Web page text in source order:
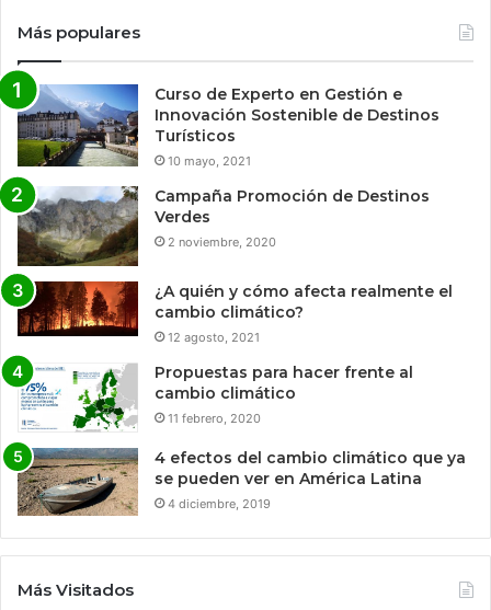
Más populares
Curso de Experto en Gestión e
Innovación Sostenible de Destinos
Turísticos
10 mayo, 2021
Campaña Promoción de Destinos
Verdes
2 noviembre, 2020
¿A quién y cómo afecta realmente el
cambio climático?
12 agosto, 2021
Propuestas para hacer frente al
cambio climático
11 febrero, 2020
4 efectos del cambio climático que ya
se pueden ver en América Latina
4 diciembre, 2019
Más Visitados